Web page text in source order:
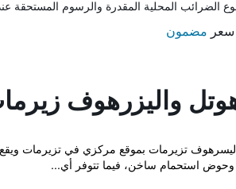
الضرائب المحلية المقدرة والرسوم المستحقة
مضمون
واليزرهوف
وحوض استحمام ساخن، فيما تتوفر أي...